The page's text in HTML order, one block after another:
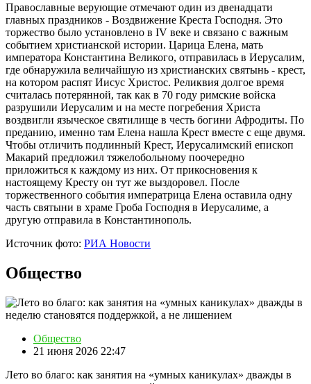
Православные верующие отмечают один из двенадцати
главных праздников - Воздвижение Креста Господня. Это
торжество было установлено в IV веке и связано с важным
событием христианской истории. Царица Елена, мать
императора Константина Великого, отправилась в Иерусалим,
где обнаружила величайшую из христианских святынь - крест,
на котором распят Иисус Христос. Реликвия долгое время
считалась потерянной, так как в 70 году римские войска
разрушили Иерусалим и на месте погребения Христа
воздвигли языческое святилище в честь богини Афродиты. По
преданию, именно там Елена нашла Крест вместе с еще двумя.
Чтобы отличить подлинный Крест, Иерусалимский епископ
Макарий предложил тяжелобольному поочередно
приложиться к каждому из них. От прикосновения к
настоящему Кресту он тут же выздоровел. После
торжественного события императрица Елена оставила одну
часть святыни в храме Гроба Господня в Иерусалиме, а
другую отправила в Константинополь.
Источник фото: РИА Новости
Общество
Общество
21 июня 2026 22:47
Лето во благо: как занятия на «умных каникулах» дважды в